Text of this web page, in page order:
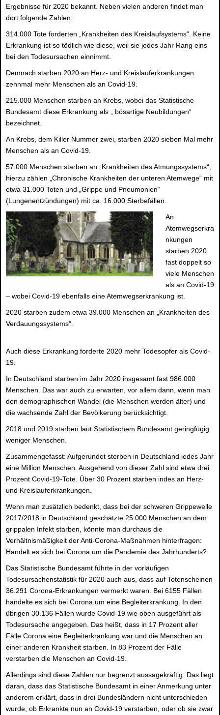
Ergebnisse für 2020 bekannt. Neben vielen anderen findet man
dort folgende Zahlen:
314.000 Tote forderten „Krankheiten des Kreislaufsystems“. Keine
Erkrankung ist so tödlich wie diese, weil sie jedes Jahr Rang eins
bei den Todesursachen einnimmt.
Demnach starben 2020 an Herz- und Kreislauferkrankungen
zehnmal mehr Menschen als an Covid-19.
215.000 Menschen starben an Krebs, wobei das Statistische
Bundesamt diese Erkrankung als „ bösartige Neubildungen“
bezeichnet.
An Krebs, dem Killer Nummer zwei, starben 2020 sieben Mal mehr
Menschen als an Covid-19.
57.000 Menschen starben an „Krankheiten des Atmungssystems“,
hierzu zählen „Chronische Krankheiten der unteren Atemwege“ mit
etwa 31.000 Toten und „Grippe und Pneumonien“
(Lungenentzündungen) mit ca. 16.000 Sterbefällen.
An
Atemwegserkra
nkungen
starben 2020
fast doppelt so
viele Menschen
als an Covid-19
– wobei Covid-19 ebenfalls eine Atemwegserkrankung ist.
2020 starben zudem etwa 39.000 Menschen an „Krankheiten des
Verdauungssystems“.
Auch diese Erkrankung forderte 2020 mehr Todesopfer als Covid-
19.
In Deutschland starben im Jahr 2020 insgesamt fast 986.000
Menschen. Das war auch zu erwarten, vor allem dann, wenn man
den demographischen Wandel (die Menschen werden älter) und
die wachsende Zahl der Bevölkerung berücksichtigt.
2018 und 2019 starben laut Statistischem Bundesamt geringfügig
weniger Menschen.
Zusammengefasst: Aufgerundet sterben in Deutschland jedes Jahr
eine Million Menschen. Ausgehend von dieser Zahl sind etwa drei
Prozent Covid-19-Tote. Über 30 Prozent starben indes an Herz-
und Kreislauferkrankungen.
Wenn man zusätzlich bedenkt, dass bei der schweren Grippewelle
2017/2018 in Deutschland geschätzte 25.000 Menschen an dem
grippalen Infekt starben, könnte man durchaus die
Verhältnismäßigkeit der Anti-Corona-Maßnahmen hinterfragen:
Handelt es sich bei Corona um die Pandemie des Jahrhunderts?
Das Statistische Bundesamt führte in der vorläufigen
Todesursachenstatistik für 2020 auch aus, dass auf Totenscheinen
36.291 Corona-Erkrankungen vermerkt waren. Bei 6155 Fällen
handelte es sich bei Corona um eine Begleiterkrankung. In den
übrigen 30.136 Fällen wurde Covid-19 wie oben ausgeführt als
Todesursache angegeben. Das heißt, dass in 17 Prozent aller
Fälle Corona eine Begleiterkrankung war und die Menschen an
einer anderen Krankheit starben. In 83 Prozent der Fälle
verstarben die Menschen an Covid-19.
Allerdings sind diese Zahlen nur begrenzt aussagekräftig. Das liegt
daran, dass das Statistische Bundesamt in einer Anmerkung unter
anderem erklärt, dass in drei Bundesländern nicht unterschieden
wurde, ob Erkrankte nun an Covid-19 verstarben, oder ob sie zwar